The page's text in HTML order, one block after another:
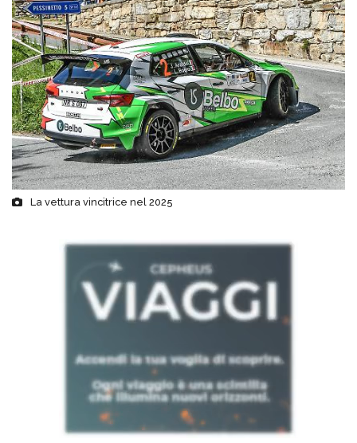
La vettura vincitrice nel 2025